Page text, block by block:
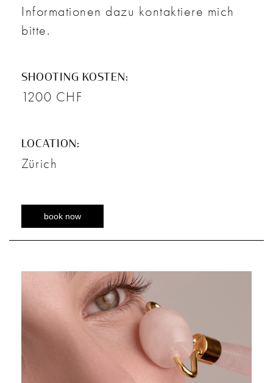
Informationen dazu kontaktiere mich
bitte.
SHOOTING KOSTEN:
1200 CHF
LOCATION:
Zürich
book now